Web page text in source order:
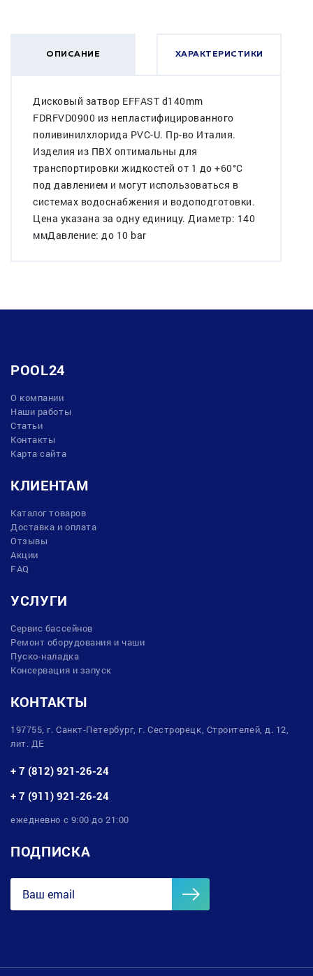
ОПИСАНИЕ ХАРАКТЕРИСТИКИ
Дисковый затвор EFFAST d140mm
FDRFVD0900 из непластифицированного
поливинилхлорида PVC-U. Пр-во Италия.
Изделия из ПВХ оптимальны для
транспортировки жидкостей от 1 до +60°C
под давлением и могут использоваться в
системах водоснабжения и водоподготовки.
Цена указана за одну единицу. Диаметр: 140
ммДавление: до 10 bar
POOL24
О компании
Наши работы
Статьи
Контакты
Карта сайта
КЛИЕНТАМ
Каталог товаров
Доставка и оплата
Отзывы
Акции
FAQ
УСЛУГИ
Сервис бассейнов
Ремонт оборудования и чаши
Пуско-наладка
Консервация и запуск
КОНТАКТЫ
197755, г. Санкт-Петербург, г. Сестрорецк, Строителей, д. 12,
лит. ДЕ
+ 7 (812) 921-26-24
+ 7 (911) 921-26-24
ежедневно с 9:00 до 21:00
ПОДПИСКА